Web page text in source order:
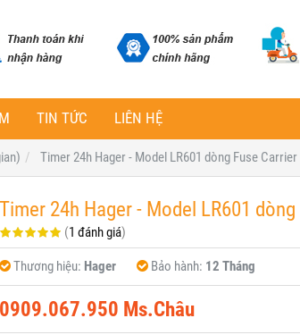
TIN TỨC LIÊN HỆ
Timer 24h Hager - Model LR601 dòng Fuse Carrier
Timer 24h Hager - Model LR601
(1 đánh giá)
Thương hiệu: Hager Bảo hành: 12 Tháng
0909.067.950 Ms.Châu